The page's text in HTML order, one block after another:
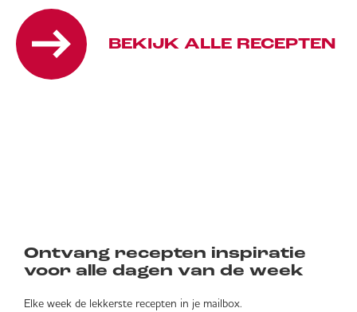
BEKIJK ALLE RECEPTEN
Ontvang recepten inspiratie
voor alle dagen van de week
Elke week de lekkerste recepten in je mailbox.